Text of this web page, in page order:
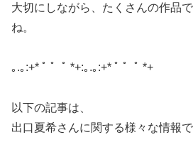
大切にしながら、たくさんの作品
ね。
｡.｡:+* ﾟ ゜ﾟ *+:｡.｡:+* ﾟ ゜ﾟ *+
以下の記事は、
出口夏希さんに関する様々な情報で